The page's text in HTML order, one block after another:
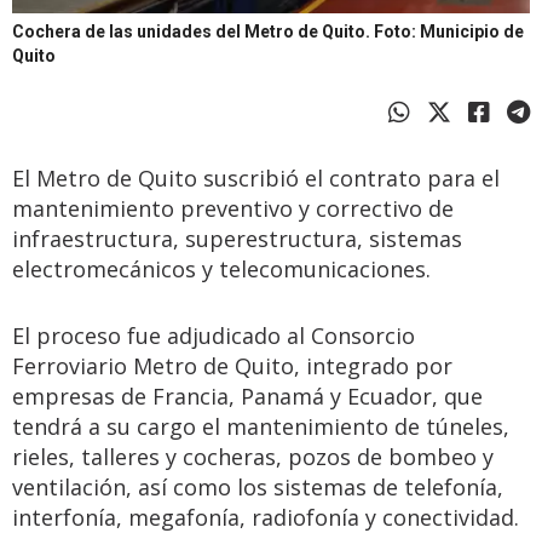
Cochera de las unidades del Metro de Quito. Foto: Municipio de
Quito
El Metro de Quito suscribió el contrato para el
mantenimiento preventivo y correctivo de
infraestructura, superestructura, sistemas
electromecánicos y telecomunicaciones.
El proceso fue adjudicado al Consorcio
Ferroviario Metro de Quito, integrado por
empresas de Francia, Panamá y Ecuador, que
tendrá a su cargo el mantenimiento de túneles,
rieles, talleres y cocheras, pozos de bombeo y
ventilación, así como los sistemas de telefonía,
interfonía, megafonía, radiofonía y conectividad.